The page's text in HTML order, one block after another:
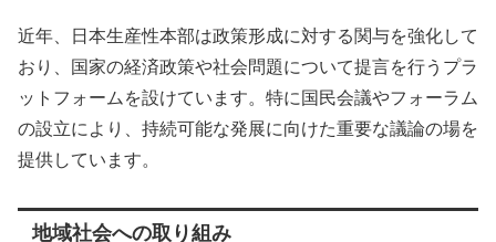
近年、日本生産性本部は政策形成に対する関与を強化して
おり、国家の経済政策や社会問題について提言を行うプラ
ットフォームを設けています。特に国民会議やフォーラム
の設立により、持続可能な発展に向けた重要な議論の場を
提供しています。
地域社会への取り組み